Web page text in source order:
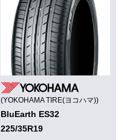
(YOKOHAMA TIRE(ヨコハマ))
BluEarth ES32
225/35R19